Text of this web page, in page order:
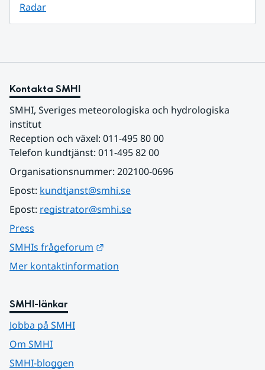
Radar
Kontakta SMHI
SMHI, Sveriges meteorologiska och hydrologiska
institut
Reception och växel: 011-495 80 00
Telefon kundtjänst: 011-495 82 00
Organisationsnummer: 202100-0696
Epost: kundtjanst@smhi.se
Epost: registrator@smhi.se
Press
SMHIs frågeforum
Mer kontaktinformation
SMHI-länkar
Jobba på SMHI
Om SMHI
SMHI-bloggen